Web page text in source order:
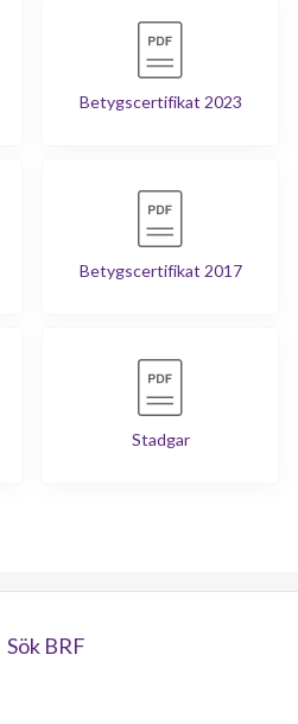
Betygscertifikat 2023
Betygscertifikat 2017
Stadgar
Sök BRF